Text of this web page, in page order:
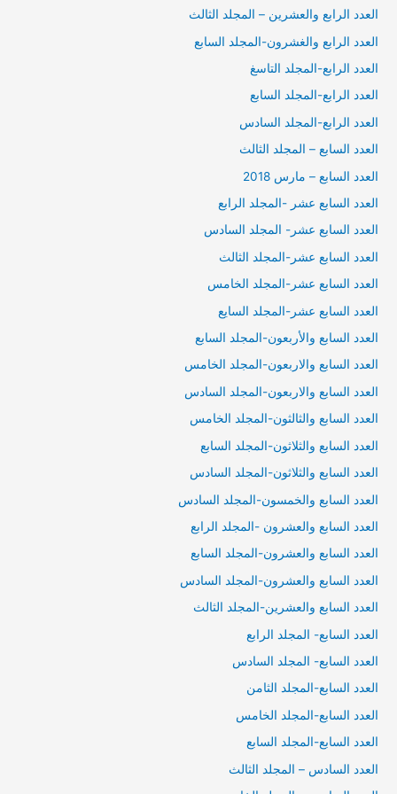
العدد الرابع والعشرين – المجلد الثالث
العدد الرابع والغشرون-المجلد السابع
العدد الرابع-المجلد التاسغ
العدد الرابع-المجلد السابع
العدد الرابع-المجلد السادس
العدد السابع – المجلد الثالث
العدد السابع – مارس 2018
العدد السابع عشر -المجلد الرابع
العدد السابع عشر- المجلد السادس
العدد السابع عشر-المجلد الثالث
العدد السابع عشر-المجلد الخامس
العدد السابع عشر-المجلد السايع
العدد السابع والأربعون-المجلد السابع
العدد السابع والاربعون-المجلد الخامس
العدد السابع والاربعون-المجلد السادس
العدد السابع والثالثون-المجلد الخامس
العدد السابع والثلاثون-المجلد السابع
العدد السابع والثلاثون-المجلد السادس
العدد السابع والخمسون-المجلد السادس
العدد السابع والعشرون -المجلد الرابع
العدد السابع والعشرون-المجلد السابع
العدد السابع والعشرون-المجلد السادس
العدد السابع والعشرين-المجلد الثالث
العدد السابع- المجلد الرابع
العدد السابع- المجلد السادس
العدد السابع-المجلد الثامن
العدد السابع-المجلد الخامس
العدد السابع-المجلد السابع
العدد السادس – المجلد الثالث